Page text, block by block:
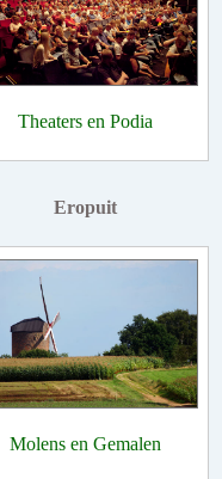
Theaters en Podia
Eropuit
Molens en Gemalen